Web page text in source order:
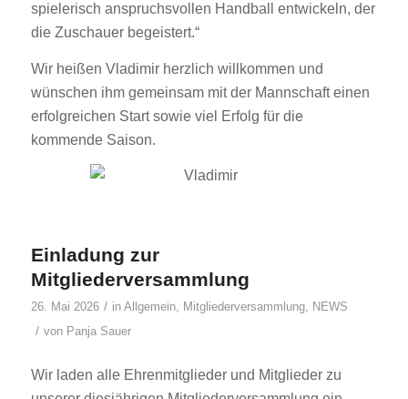
spielerisch anspruchsvollen Handball entwickeln, der
die Zuschauer begeistert.“
Wir heißen Vladimir herzlich willkommen und
wünschen ihm gemeinsam mit der Mannschaft einen
erfolgreichen Start sowie viel Erfolg für die
kommende Saison.
Einladung zur
Mitgliederversammlung
26. Mai 2026 / in Allgemein, Mitgliederversammlung, NEWS
/ von Panja Sauer
Wir laden alle Ehrenmitglieder und Mitglieder zu